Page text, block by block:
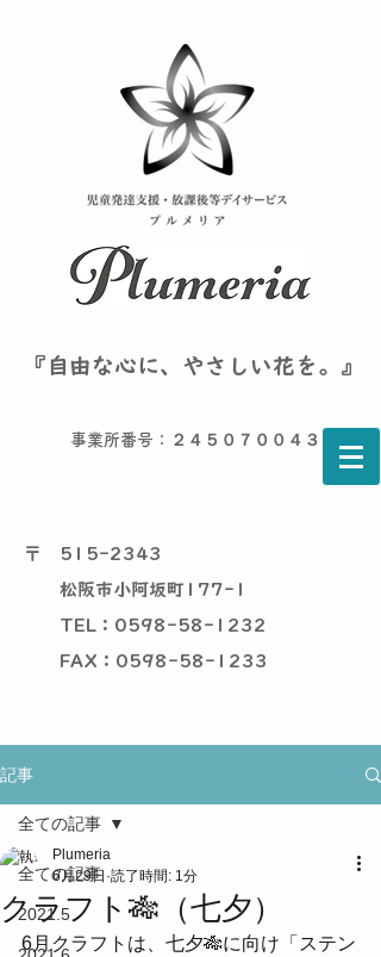
『自由な心に、やさしい花を。』
事業所番号：２４５０７００４３６
〒
515-2343
松阪市小阿坂町177-1
TEL：0598-58-1232
​ FAX：0598-58-1233
記事
全ての記事
2021.5
全ての記事
クラフト🎋（七夕）
Plumeria
6月29日 読了時間: 1分
6月クラフトは、七夕🎋に向け「ステン